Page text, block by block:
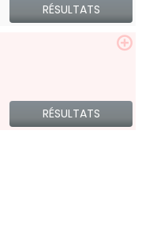
RÉSULTATS
RÉSULTATS